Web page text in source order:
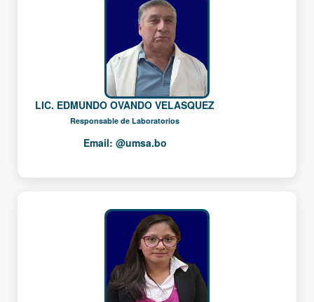
LIC. EDMUNDO OVANDO VELASQUEZ
Responsable de Laboratorios
Email: @umsa.bo